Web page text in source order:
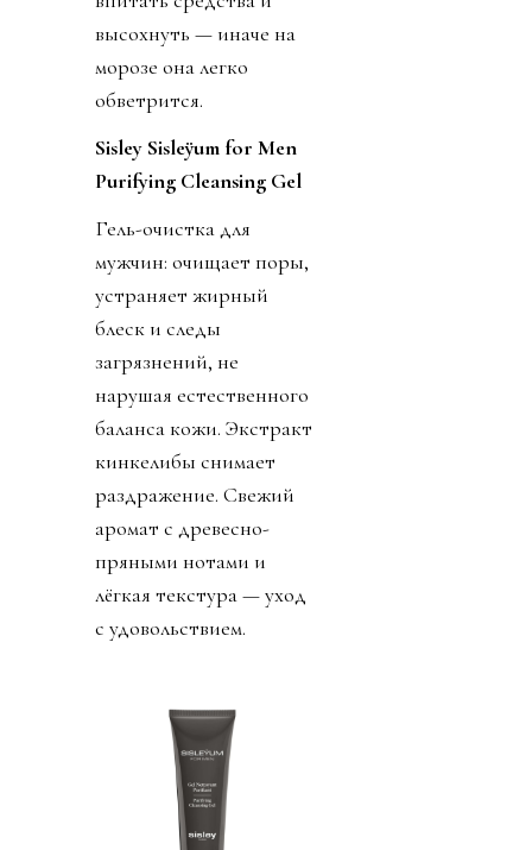
высохнуть — иначе на
морозе она легко
обветрится.
Sisley Sisleÿum for Men
Purifying Cleansing Gel
Гель-очистка для
мужчин: очищает поры,
устраняет жирный
блеск и следы
загрязнений, не
нарушая естественного
баланса кожи. Экстракт
кинкелибы снимает
раздражение. Свежий
аромат с древесно-
пряными нотами и
лёгкая текстура — уход
с удовольствием.